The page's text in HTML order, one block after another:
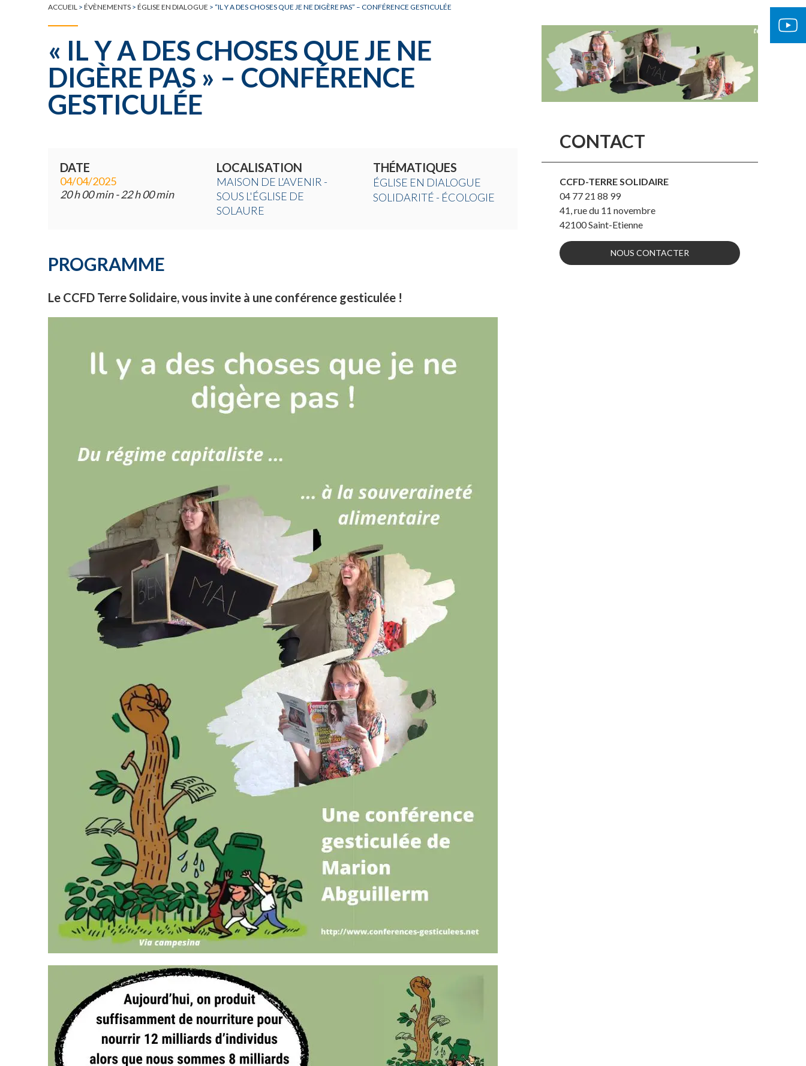
ACCUEIL > ÉVÈNEMENTS > ÉGLISE EN DIALOGUE > “IL Y A DES CHOSES QUE JE NE DIGÈRE PAS” – CONFÉRENCE GESTICULÉE
« IL Y A DES CHOSES QUE JE NE
DIGÈRE PAS » – CONFÉRENCE
GESTICULÉE
DATE
04/04/2025
20 h 00 min - 22 h 00 min
LOCALISATION
MAISON DE L'AVENIR -
SOUS L'ÉGLISE DE
SOLAURE
THÉMATIQUES
ÉGLISE EN DIALOGUE
SOLIDARITÉ - ÉCOLOGIE
PROGRAMME
Le CCFD Terre Solidaire, vous invite à une conférence gesticulée !
CONTACT
CCFD-TERRE SOLIDAIRE
04 77 21 88 99
41, rue du 11 novembre
42100Saint-Etienne
NOUS CONTACTER